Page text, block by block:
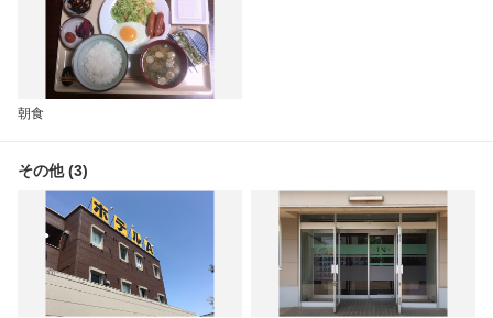
朝食
その他 (3)